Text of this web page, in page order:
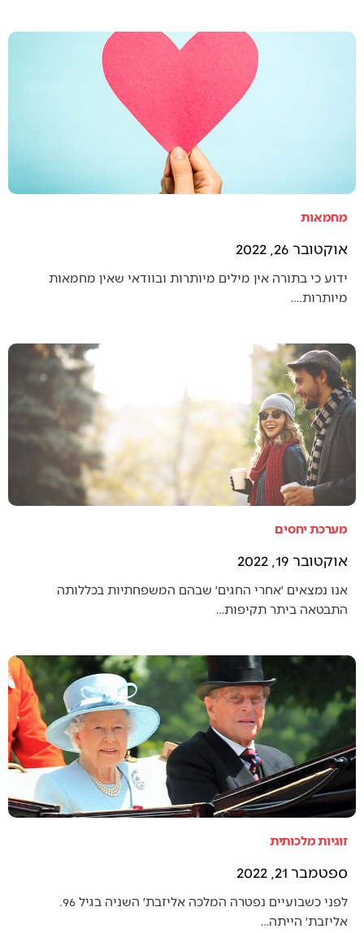
מחמאות
אוקטובר 26, 2022
ידוע כי בתורה אין מילים מיותרות ובוודאי שאין מחמאות
מיותרות.…
מערכת יחסים
אוקטובר 19, 2022
אנו נמצאים ׳אחרי החגים׳ שבהם המשפחתיות בכללותה
התבטאה ביתר תקיפות…
זוגיות מלכותית
ספטמבר 21, 2022
אליזבת׳ הייתה…